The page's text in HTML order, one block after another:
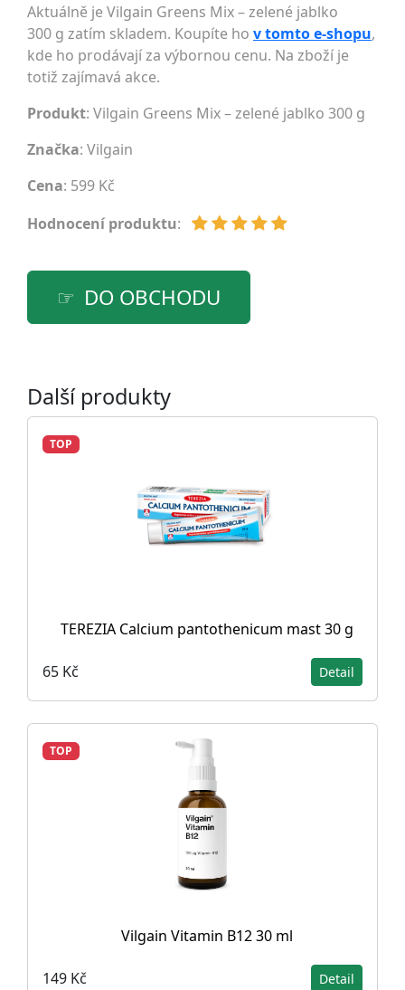
Aktuálně je Vilgain Greens Mix – zelené jablko
300 g zatím skladem. Koupíte ho v tomto e-shopu,
kde ho prodávají za výbornou cenu. Na zboží je
totiž zajímavá akce.
Produkt: Vilgain Greens Mix – zelené jablko 300 g
Značka: Vilgain
Cena: 599 Kč
Hodnocení produktu:
DO OBCHODU
Další produkty
TOP
TEREZIA Calcium pantothenicum mast 30 g
65 Kč Detail
TOP
Vilgain Vitamin B12 30 ml
149 Kč Detail